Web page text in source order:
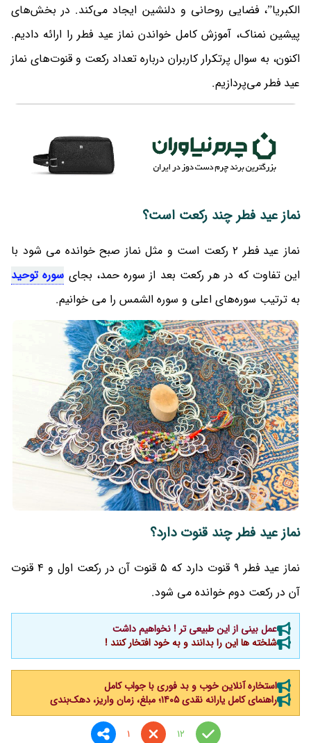
الکبریا”، فضایی روحانی و دلنشین ایجاد می‌کند. در بخش‌های
پیشین نمناک، آموزش کامل خواندن نماز عید فطر را ارائه دادیم.
اکنون، به سوال پرتکرار کاربران درباره تعداد رکعت و قنوت‌های نماز
عید فطر می‌پردازیم.
نماز عید فطر چند رکعت است؟
نماز عید فطر 2 رکعت است و مثل نماز صبح خوانده می شود با
این تفاوت که در هر رکعت بعد از سوره حمد، بجای سوره توحید
به ترتیب سوره‌های اعلی و سوره الشمس را می خوانیم.
نماز عید فطر چند قنوت دارد؟
نماز عید فطر 9 قنوت دارد که 5 قنوت آن در رکعت اول و 4 قنوت
آن در رکعت دوم خوانده می شود.
عمل بینی از این طبیعی تر ! نخواهیم داشت
شلخته ها این را بدانند و به خود افتخار کنند !
استخاره آنلاین خوب و بد فوری با جواب کامل
راهنمای کامل یارانه نقدی ۱۴۰۵؛ مبلغ، زمان واریز، دهک‌بندی
12
1